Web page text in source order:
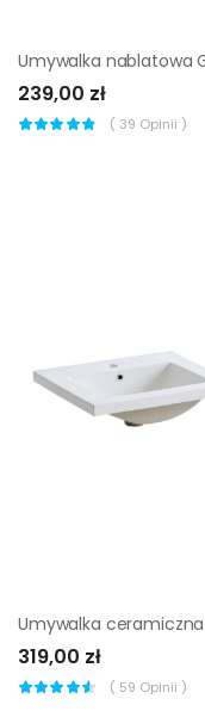
239,00 zł
( 39 Opinii )
319,00 zł
( 59 Opinii )